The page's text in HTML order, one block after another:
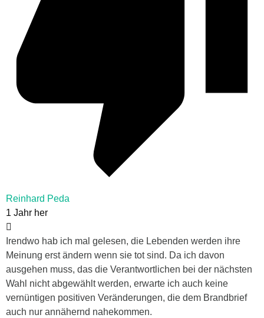
Reinhard Peda
1 Jahr her
Irendwo hab ich mal gelesen, die Lebenden werden ihre
Meinung erst ändern wenn sie tot sind. Da ich davon
ausgehen muss, das die Verantwortlichen bei der nächsten
Wahl nicht abgewählt werden, erwarte ich auch keine
vernüntigen positiven Veränderungen, die dem Brandbrief
auch nur annähernd nahekommen.